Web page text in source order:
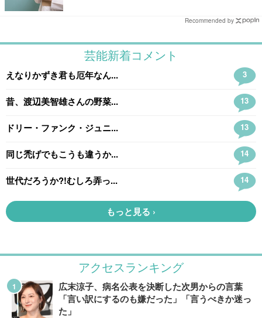
Recommended by
アクセスランキング
広末涼子、病名公表を決断した次男からの言葉
「言い訳にするのも嫌だった」「言うべきか迷っ
た」